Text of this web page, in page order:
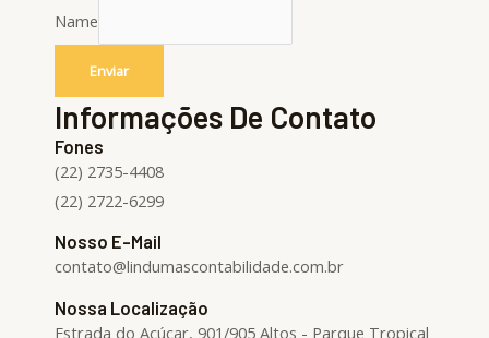
Name
Enviar
Informações De Contato
Fones
(22) 2735-4408
(22) 2722-6299
Nosso E-Mail
contato@lindumascontabilidade.com.br
Nossa Localização
Estrada do Açúcar, 901/905 Altos - Parque Tropical